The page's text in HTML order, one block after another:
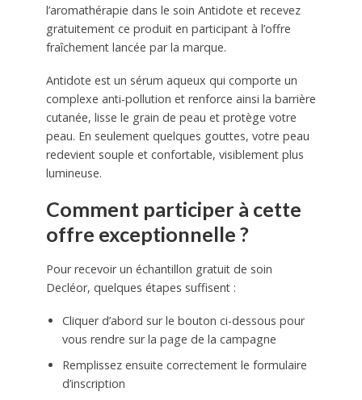
l’aromathérapie dans le soin Antidote et recevez
gratuitement ce produit en participant à l’offre
fraîchement lancée par la marque.
Antidote est un sérum aqueux qui comporte un
complexe anti-pollution et renforce ainsi la barrière
cutanée, lisse le grain de peau et protège votre
peau. En seulement quelques gouttes, votre peau
redevient souple et confortable, visiblement plus
lumineuse.
Comment participer à cette
offre exceptionnelle ?
Pour recevoir un échantillon gratuit de soin
Decléor, quelques étapes suffisent :
Cliquer d’abord sur le bouton ci-dessous pour
vous rendre sur la page de la campagne
Remplissez ensuite correctement le formulaire
d’inscription